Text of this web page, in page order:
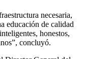
necesaria,
educación de calidad
honestos,
concluyó.